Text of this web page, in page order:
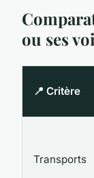
ou ses
📍 Critère
Transports